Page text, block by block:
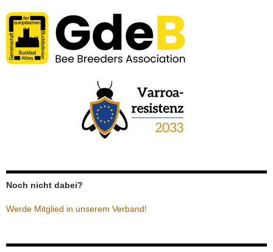
Noch nicht dabei?
Werde Mitglied in unserem Verband!